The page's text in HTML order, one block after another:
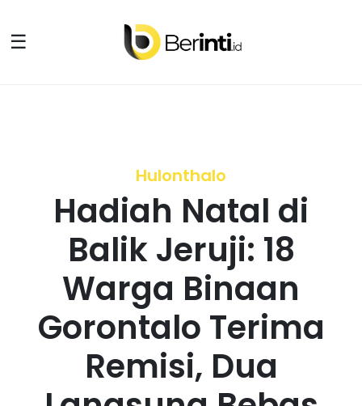
☰
Hulonthalo
Hadiah Natal di
Balik Jeruji: 18
Warga Binaan
Gorontalo Terima
Remisi, Dua